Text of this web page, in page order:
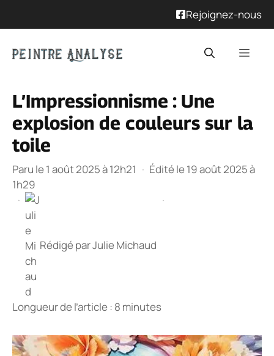
Rejoignez-nous
L’Impressionnisme : Une
explosion de couleurs sur la
toile
Paru le 1 août 2025 à 12h21 · Édité le 19 août 2025 à
1h29
·
Rédigé parJulie Michaud
·
Longueur de l’article : 8 minutes